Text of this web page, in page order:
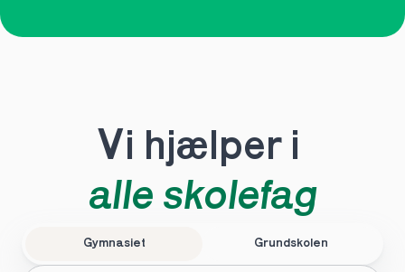
Vi hjælper i
alle skolefag
Gymnasiet Grundskolen